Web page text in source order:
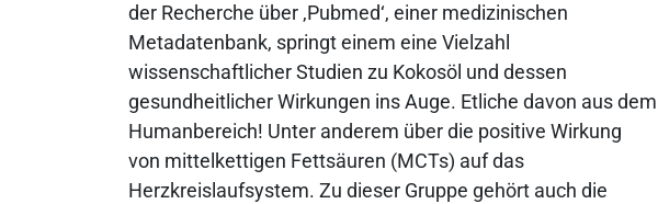
der Recherche über ‚Pubmed‘, einer medizinischen
Metadatenbank, springt einem eine Vielzahl
wissenschaftlicher Studien zu Kokosöl und dessen
gesundheitlicher Wirkungen ins Auge. Etliche davon aus dem
Humanbereich! Unter anderem über die positive Wirkung
von mittelkettigen Fettsäuren (MCTs) auf das
Herzkreislaufsystem. Zu dieser Gruppe gehört auch die